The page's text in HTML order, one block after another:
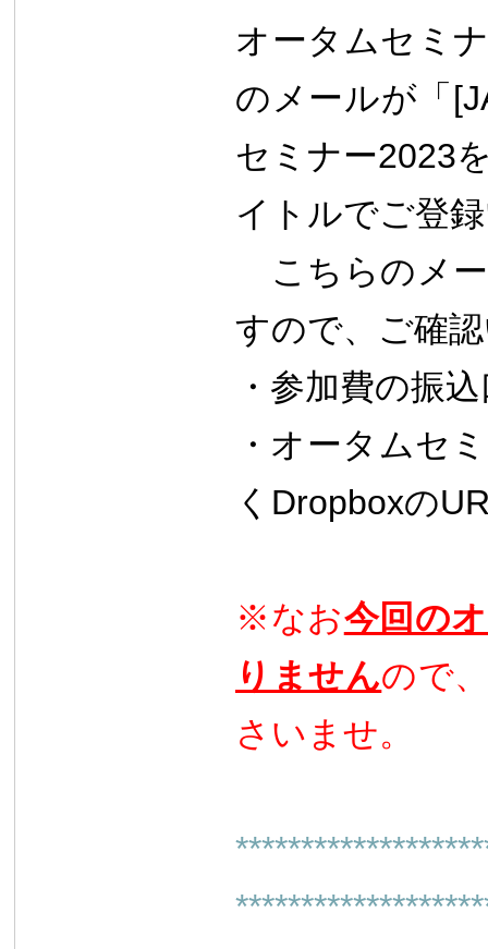
オータムセミ
のメールが「
セミナー2023
イトルでご登
こちらのメ
すので、 ご確
・参加費の振
・ オータムセ
くDropboxの
※なお今回の
りませんので
さいませ。